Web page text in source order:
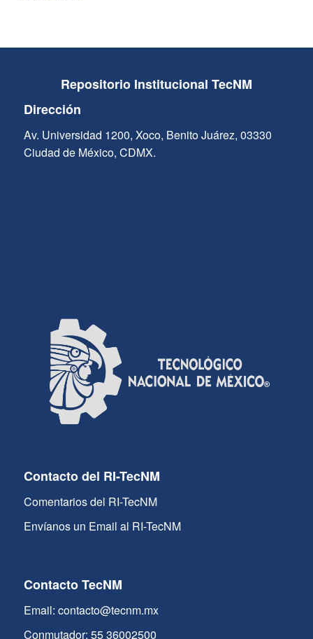
Repositorio Institucional TecNM
Dirección
Av. Universidad 1200, Xoco, Benito Juárez, 03330
Ciudad de México, CDMX.
Contacto del RI-TecNM
Comentarios del RI-TecNM
Envíanos un Email al RI-TecNM
Contacto TecNM
Email: contacto@tecnm.mx
Conmutador: 55 36002500